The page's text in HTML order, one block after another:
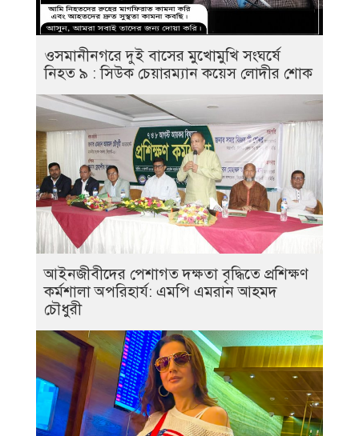
ওসমানীনগরে দুই বাসের মুখোমুখি সংঘর্ষে
নিহত ৯ : সিউক চেয়ারম্যান কয়েস লোদীর শোক
‎আইনজীবীদের পেশাগত দক্ষতা বৃদ্ধিতে প্রশিক্ষণ
কর্মশালা অপরিহার্য: এমপি এমরান আহমদ
চৌধুরী